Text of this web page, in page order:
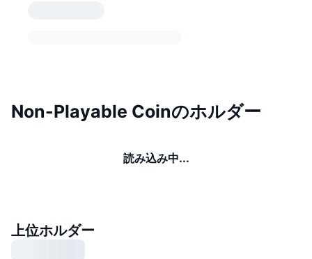
Non-Playable Coinのホルダー
読み込み中...
上位ホルダー